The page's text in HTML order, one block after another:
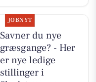
JOBNYT
Savner du nye
græsgange? - Her
er nye ledige
stillinger i